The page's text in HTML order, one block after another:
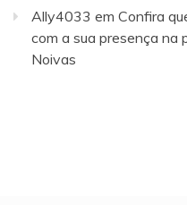
Ally4033 em Confira
com a sua presença na
Noivas